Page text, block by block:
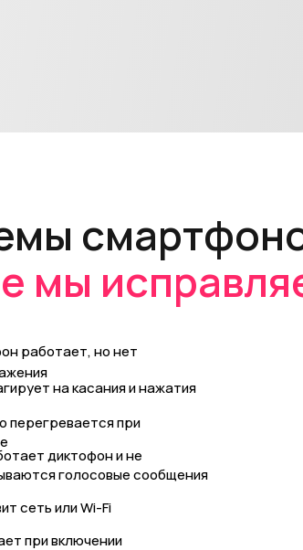
мы
работает, но нет
на касания и нажатия
перегревается при
диктофон и не
голосовые сообщения
сеть или Wi-Fi
при включении